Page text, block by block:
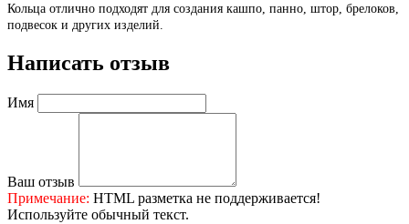
Кольца отлично подходят для создания кашпо, панно, штор, брелоков,
подвесок и других изделий.
Написать отзыв
Имя
Ваш отзыв
Примечание: HTML разметка не поддерживается!
Используйте обычный текст.